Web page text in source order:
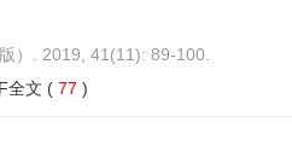
）. 2019, 41(11): 89-100.
全文 ( 77 )